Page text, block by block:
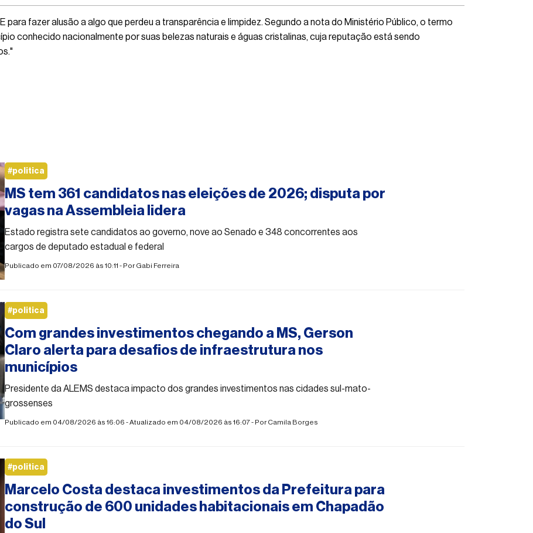
para fazer alusão a algo que perdeu a transparência e limpidez. Segundo a nota do Ministério Público, o termo
conhecido nacionalmente por suas belezas naturais e águas cristalinas, cuja reputação está sendo
MS tem 361 candidatos nas eleições de 2026; disputa por
vagas na Assembleia lidera
Estado registra sete candidatos ao governo, nove ao Senado e 348 concorrentes aos
cargos de deputado estadual e federal
Publicado em 07/08/2026 às 10:11 - PorGabi Ferreira
#politica
Com grandes investimentos chegando a MS, Gerson
Claro alerta para desafios de infraestrutura nos
municípios
Presidente da ALEMS destaca impacto dos grandes investimentos nas cidades sul-mato-
grossenses
Publicado em 04/08/2026 às 16:06 - Atualizado em 04/08/2026 às 16:07 - PorCamila Borges
#politica
Marcelo Costa destaca investimentos da Prefeitura para
construção de 600 unidades habitacionais em Chapadão
do Sul
#politica